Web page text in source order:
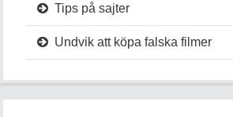
Tips på sajter
Undvik att köpa falska filmer